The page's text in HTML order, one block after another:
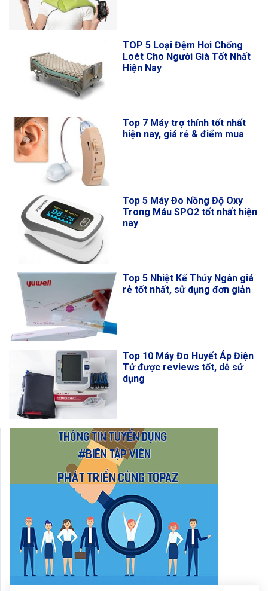
TOP 5 Loại Đệm Hơi Chống
Loét Cho Người Già Tốt Nhất
Hiện Nay
Top 7 Máy trợ thính tốt nhất
hiện nay, giá rẻ & điểm mua
Top 5 Máy Đo Nồng Độ Oxy
Trong Máu SPO2 tốt nhất hiện
nay
Top 5 Nhiệt Kế Thủy Ngân giá
rẻ tốt nhất, sử dụng đơn giản
Top 10 Máy Đo Huyết Áp Điện
Tử được reviews tốt, dễ sử
dụng